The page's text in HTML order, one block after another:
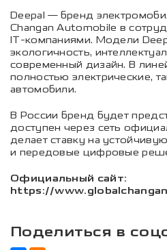
Deepal — бренд
Changan Automobile в
IT-компаниями. Модели
экологичность,
современный дизайн. В
полностью электрические,
автомобили.
В России бренд будет
доступен через сеть
делает ставку на
и передовые цифровые
Официальный сайт:
https://
Поделиться в